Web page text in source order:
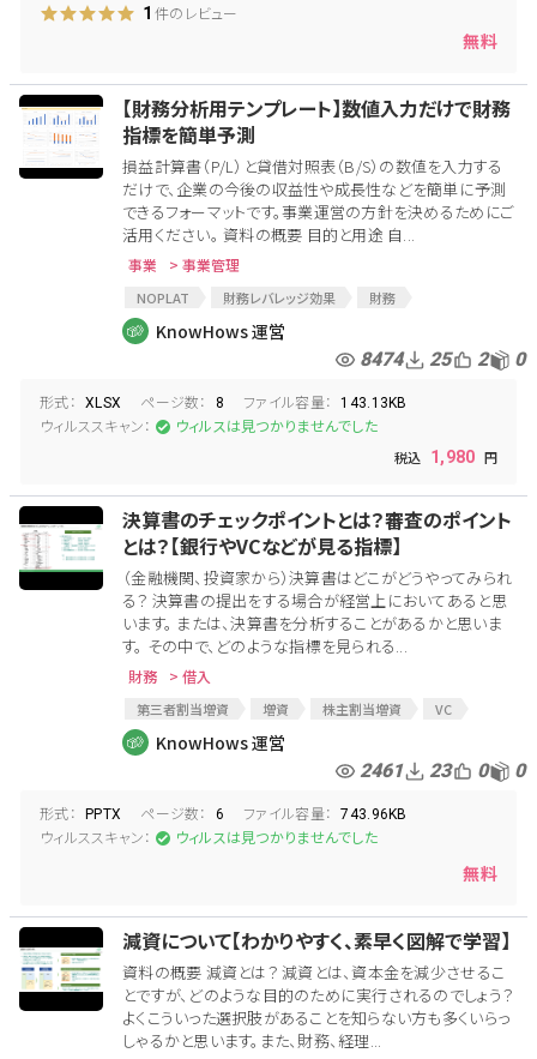
1 件のレビュー
無料
【財務分析用テンプレート】数値入力だけで財務
指標を簡単予測
損益計算書（P/L）と貸借対照表（B/S）の数値を入力する
だけで、企業の今後の収益性や成長性などを簡単に予測
できるフォーマットです。事業運営の方針を決めるためにご
活用ください。 資料の概要 目的と用途 自...
事業 > 事業管理
NOPLAT 財務レバレッジ効果
財務
財務の最適化
CFO
借入
財務レバレッジ
事業計画書
財務戦略 事業分析
BS
財務分析
KnowHows 運営
8474 25 2 0
形式： XLSX ページ数： 8 ファイル容量： 143.13KB
ウィルススキャン： ウィルスは見つかりませんでした
1,980
決算書のチェックポイントとは？審査のポイント
とは？【銀行やVCなどが見る指標】
（金融機関、投資家から）決算書はどこがどうやってみられ
る？ 決算書の提出をする場合が経営上においてあると思
います。 または、決算書を分析することがあるかと思いま
す。 その中で、どのような指標を見られる...
財務 > 借入
第三者割当増資 増資 株主割当増資
VC
借入限度額
金融機関
個人借入
チェックポイント
KnowHows 運営
2461 23 0 0
形式： PPTX ページ数： 6 ファイル容量： 743.96KB
ウィルススキャン： ウィルスは見つかりませんでした
無料
減資について【わかりやすく、素早く図解で学習】
資料の概要 減資とは？ 減資とは、資本金を減少させるこ
とですが、どのような目的のために実行されるのでしょう？
よくこういった選択肢があることを知らない方も多くいらっ
しゃるかと思います。また、財務、経理...